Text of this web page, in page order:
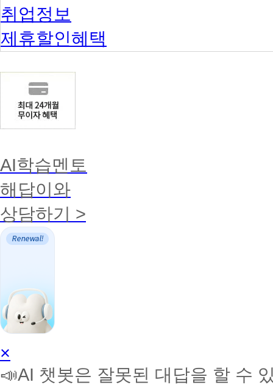
취업정보
제휴할인혜택
AI학습멘토
해답이와
상담하기 >
AI
학
습
×
📣AI 챗봇은 잘못된 대답을 할 수